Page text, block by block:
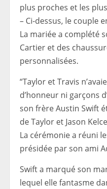
plus proches et les
– Ci-dessus, le couple
La mariée a complété
Cartier et des
personnalisées.
“Taylor et Travis
d’honneur ni garçons
son frère Austin Swift
de Taylor et Jason
La cérémonie a réuni
présidée par son ami
Swift a marqué son
lequel elle fantasme